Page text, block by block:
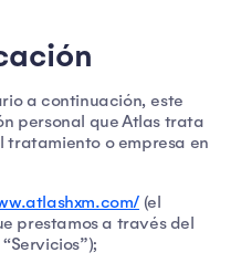
a continuación, este
personal que Atlas trata
tratamiento o empresa en
(el
prestamos a través del